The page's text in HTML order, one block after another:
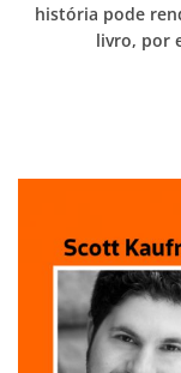
história pode
livro, por